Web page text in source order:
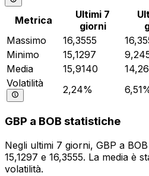
Metrica
Ultimi 7
giorni
Massimo
16,3555
Minimo
15,1297
Media
15,9140
Volatilità
2,24%
GBP a BOB statistiche
Negli ultimi 7 giorni, GBP a
15,1297 e 16,3555. La media è
volatilità.